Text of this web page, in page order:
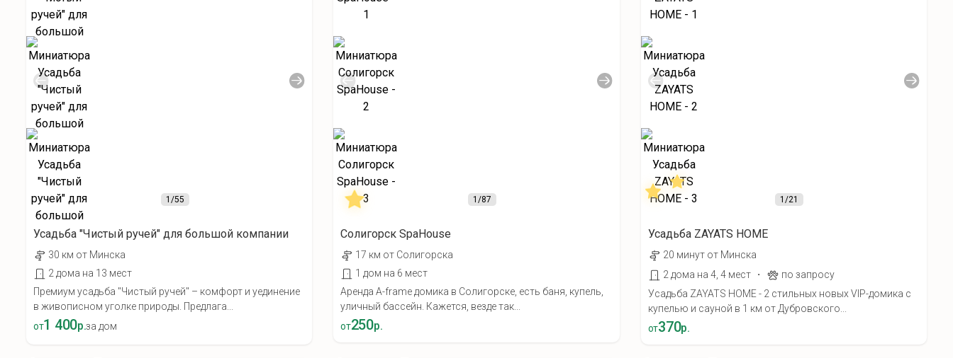
1 /55
Усадьба "Чистый ручей" для большой компании
30 км от Минска
2 дома на 13 мест
Премиум усадьба "Чистый ручей" – комфорт и уединение
в живописном уголке природы. Предлага...
от1 400р.за дом
1/87
Солигорск SpaHouse
17 км от Солигорска
1 дом на 6 мест
Аренда A-frame домика в Солигорске, есть баня, купель,
уличный бассейн. Кажется, везде так...
от250р.
1/21
Усадьба ZAYATS HOME
20 минут от Минска
2 дома на 4, 4 мест
·
по запросу
Усадьба ZAYATS HOME - 2 стильных новых VIP-домика с
купелью и сауной в 1 км от Дубровского...
от370р.